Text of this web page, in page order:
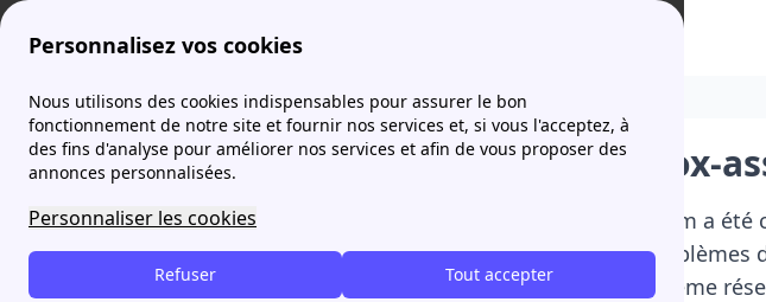
Personnalisez vos cookies
Nous utilisons des cookies indispensables pour assurer le bon
fonctionnement de notre site et fournir nos services et, si vous l'acceptez, à
des fins d'analyse pour améliorer nos services et afin de vous proposer des
annonces personnalisées.
Personnaliser les cookies
Tout accepter
Refuser
box-assistance.com À propos de box-assistance.com
Table of Contents
Box-assistance.com : Enfin un site
d'assistance pour les télécoms !
box-assistance.com, un site appartenant à
À propos de box-
Le site box-assistance.com a
solution rapide à vos problèmes
l'installation ou un problème